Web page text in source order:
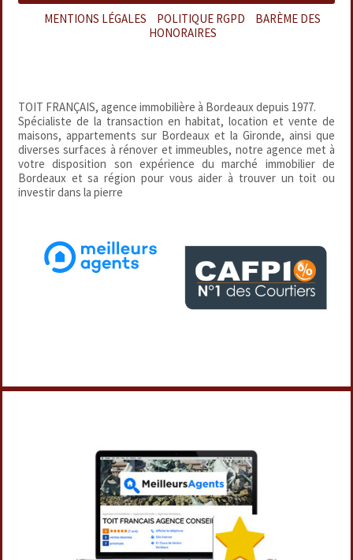
MENTIONS LÉGALES POLITIQUE RGPD
BARÈME DES
HONORAIRES
TOIT FRANÇAIS, agence immobilière à Bordeaux depuis 1977.
Spécialiste de la transaction en habitat, location et vente de
maisons, appartements sur Bordeaux et la Gironde, ainsi que
diverses surfaces à rénover et immeubles, notre agence met à
votre disposition son expérience du marché immobilier de
Bordeaux et sa région pour vous aider à trouver un toit ou
investir dans la pierre